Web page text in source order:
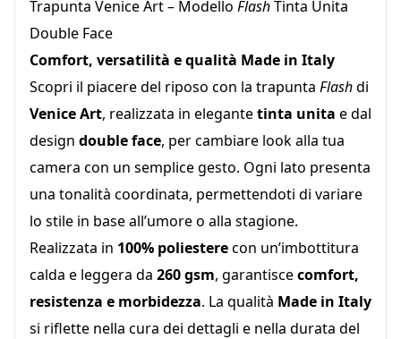
Trapunta Venice Art – Modello FlashTinta Unita
Double Face
Comfort, versatilità e qualità Made in Italy
Scopri il piacere del riposo con la trapunta Flashdi
Venice Art, realizzata in elegantetinta unita e dal
design double face, per cambiare look alla tua
camera con un semplice gesto. Ogni lato presenta
una tonalità coordinata, permettendoti di variare
lo stile in base all’umore o alla stagione.
Realizzata in 100% poliesterecon un’imbottitura
calda e leggera da 260 gsm, garantiscecomfort,
resistenza e morbidezza. La qualità Made in Italy
si riflette nella cura dei dettagli e nella durata del